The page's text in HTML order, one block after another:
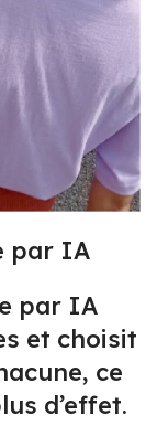
par IA
par IA
et choisit
ce
d’effet.